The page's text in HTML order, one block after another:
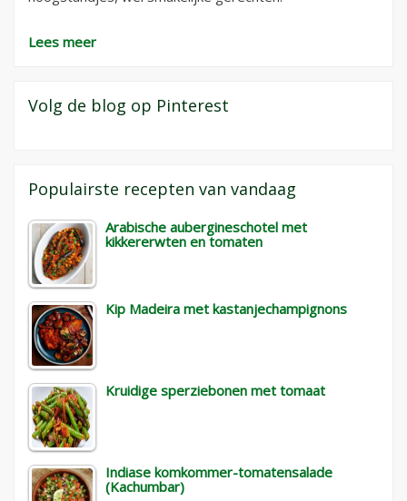
Lees meer
Volg de blog op Pinterest
Populairste recepten van vandaag
Arabische aubergineschotel met
kikkererwten en tomaten
Kip Madeira met kastanjechampignons
Kruidige sperziebonen met tomaat
Indiase komkommer-tomatensalade
(Kachumbar)